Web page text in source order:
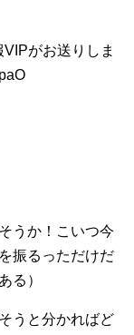
がお送りしま
うか！こいつ今
振るっただけだ
る）
うと分かればど